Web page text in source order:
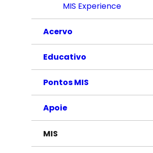
MIS Experience
Acervo
Educativo
Pontos MIS
Apoie
MIS